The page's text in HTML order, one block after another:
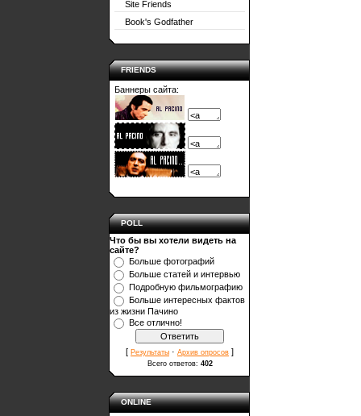
Site Friends
Book's Godfather
FRIENDS
Баннеры сайта:
POLL
Что бы вы хотели видеть на
сайте?
Больше фотографий
Больше статей и интервью
Подробную фильмографию
Больше интересных фактов
из жизни Пачино
Все отлично!
[ Результаты · Архив опросов ]
Всего ответов: 402
ONLINE